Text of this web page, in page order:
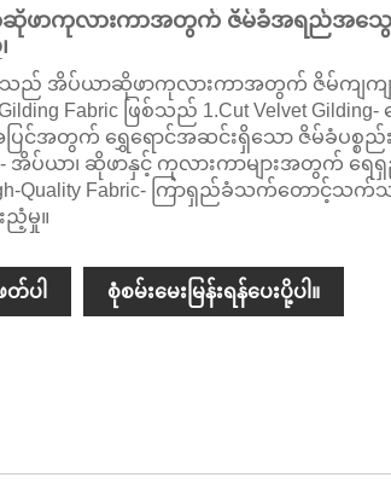
ဖာကုလားကာအတွက် ဇိမ်ခံအရည်အသွေးမ
ည် အိပ်ယာဆိုဖာကုလားကာအတွက် ဇိမ်ကျကျ
Fabric ဖြစ်သည် 1.Cut Velvet Gilding-
င်အတွက် ရွှေရောင်အဆင်းရှိသော ဇိမ်ခံပစ္စည်း။
အိပ်ယာ၊ ဆိုဖာနှင့် ကုလားကာများအတွက် ရ
Quality Fabric- ကြာရှည်ခံသက်တောင့်
ညံ့မှု။
တ်ပါ စုံစမ်းမေးမြန်းရန်ပေးပို့ပါ။